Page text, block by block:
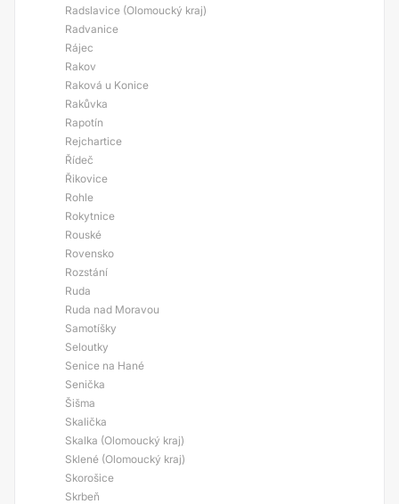
Radslavice (Olomoucký kraj)
Radvanice
Rájec
Rakov
Raková u Konice
Rakůvka
Rapotín
Rejchartice
Řídeč
Řikovice
Rohle
Rokytnice
Rouské
Rovensko
Rozstání
Ruda
Ruda nad Moravou
Samotíšky
Seloutky
Senice na Hané
Senička
Šišma
Skalička
Skalka (Olomoucký kraj)
Sklené (Olomoucký kraj)
Skorošice
Skrbeň